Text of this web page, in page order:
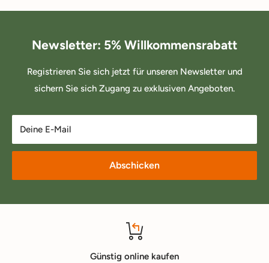
Newsletter: 5% Willkommensrabatt
Registrieren Sie sich jetzt für unseren Newsletter und
sichern Sie sich Zugang zu exklusiven Angeboten.
Deine E-Mail
Abschicken
Günstig online kaufen